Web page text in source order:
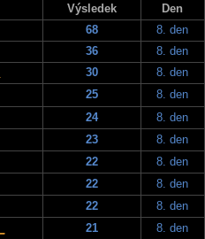
Výsledek
Den
68
8. den
36
8. den
30
8. den
25
8. den
24
8. den
23
8. den
22
8. den
22
8. den
22
8. den
21 8. den